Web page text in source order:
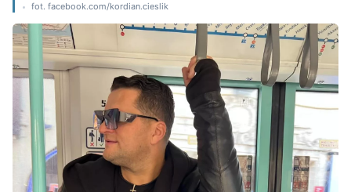
fot. facebook.com/kordian.cieslik